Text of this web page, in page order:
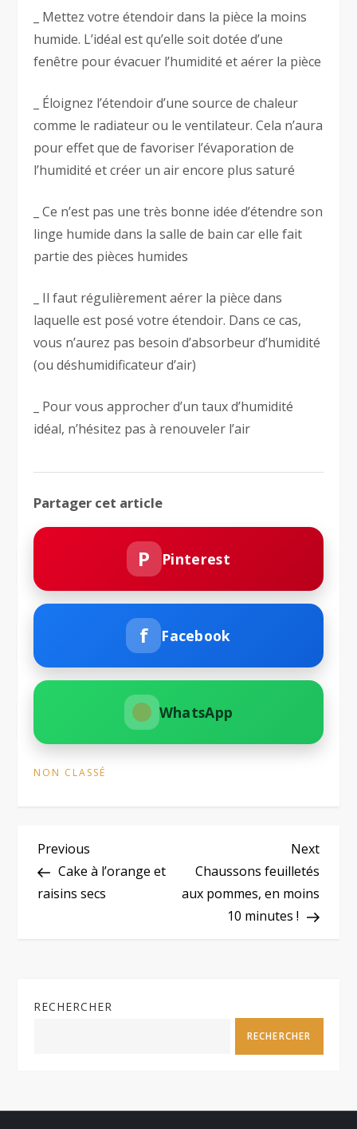
_ Mettez votre étendoir dans la pièce la moins
humide. L’idéal est qu’elle soit dotée d’une
fenêtre pour évacuer l’humidité et aérer la pièce
_ Éloignez l’étendoir d’une source de chaleur
comme le radiateur ou le ventilateur. Cela n’aura
pour effet que de favoriser l’évaporation de
l’humidité et créer un air encore plus saturé
_ Ce n’est pas une très bonne idée d’étendre son
linge humide dans la salle de bain car elle fait
partie des pièces humides
_ Il faut régulièrement aérer la pièce dans
laquelle est posé votre étendoir. Dans ce cas,
vous n’aurez pas besoin d’absorbeur d’humidité
(ou déshumidificateur d’air)
_ Pour vous approcher d’un taux d’humidité
idéal, n’hésitez pas à renouveler l’air
Partager cet article
P Pinterest
f Facebook
WhatsApp
NON CLASSÉ
N
a
g
i
Previous
Post
Previous
Cake à l’orange et
raisins secs
Next
Post
Next
Chaussons feuilletés
aux pommes, en moins
10 minutes !
RECHERCHER
RECHERCHER